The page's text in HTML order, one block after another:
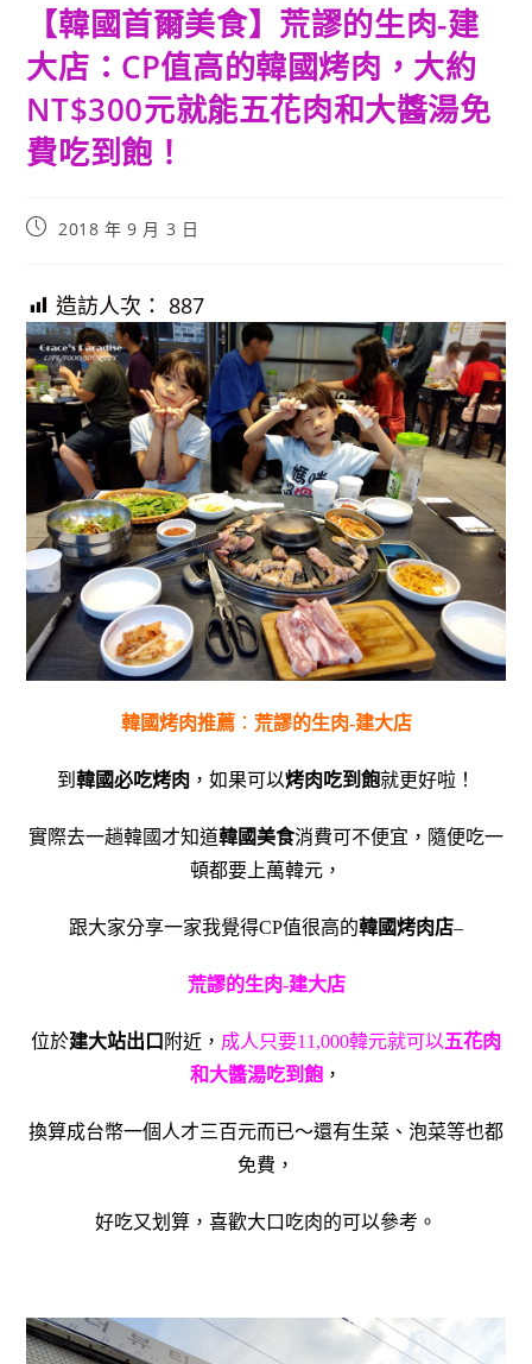
【韓國首爾美食】荒謬的生肉-建
大店：CP值高的韓國烤肉，大約
NT$300元就能五花肉和大醬湯免
費吃到飽！
Post2018 年 9 月 3 日
造訪人次： 887
韓國烤肉推薦： 荒謬的生肉-建大店
到 韓國必吃烤肉 ，如果可以烤肉吃到飽就更好啦！
實際去一趟韓國才知道韓國美食消費可不便宜，隨便吃一
頓都要上萬韓元，
跟大家分享一家我覺得CP值很高的韓國烤肉店–
荒謬的生肉-建大店
位於建大站出口 附近， 成人只要11,000韓元就可以五花肉
和大醬湯吃到飽 ，
換算成台幣一個人才三百元而已～還有生菜、泡菜等也都
免費，
好吃又划算，喜歡大口吃肉的可以參考。